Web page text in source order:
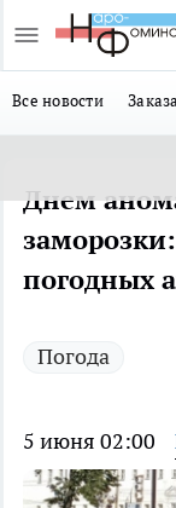
Все новости
Днем
погодных
Погода
5 июня 02:00